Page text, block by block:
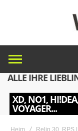
ALLE IHRE
XD, NO1,
VOYAGER...
Heim Relin 30, RPS